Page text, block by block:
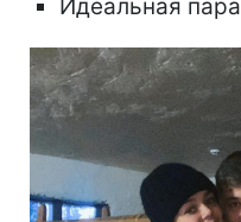
Идеальная пара